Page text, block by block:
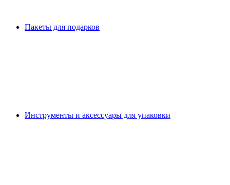
Пакеты для подарков
Инструменты и аксессуары для упаковки